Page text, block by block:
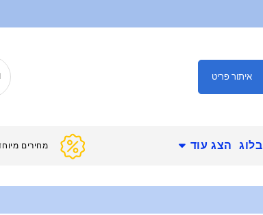
איתור פריט
בלוג הצג עוד מחירים מ